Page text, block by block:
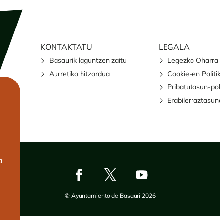
KONTAKTATU
Basaurik laguntzen zaitu
Aurretiko hitzordua
LEGALA
Legezko Oharra
Cookie-en
Pribatutasun-
© Ayuntamiento de Basauri 2026